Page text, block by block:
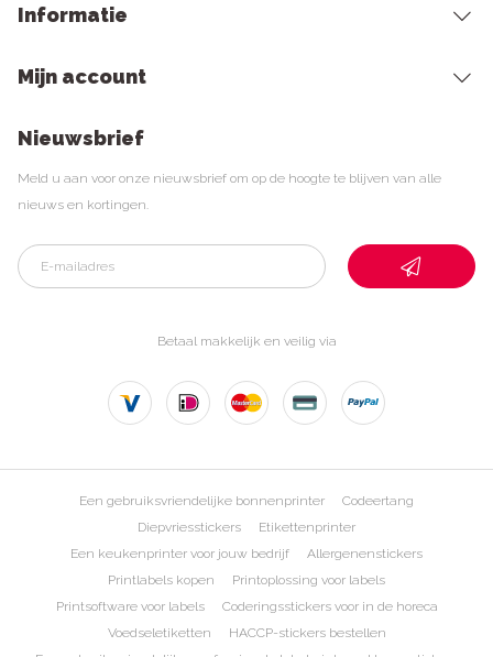
Informatie
Mijn account
Nieuwsbrief
Meld u aan voor onze nieuwsbrief om op de hoogte te blijven van alle
nieuws en kortingen.
Betaal makkelijk en veilig via
Een gebruiksvriendelijke bonnenprinter
Codeertang
Diepvriesstickers
Etikettenprinter
Een keukenprinter voor jouw bedrijf
Allergenenstickers
Printlabels kopen
Printoplossing voor labels
Printsoftware voor labels
Coderingsstickers voor in de horeca
Voedseletiketten
HACCP-stickers bestellen